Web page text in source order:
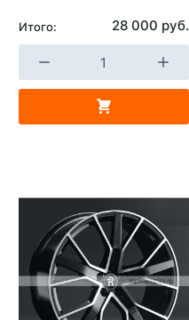
Страна изготовителя
Replica
Завод изготовитель
Итого: 28 000 руб.